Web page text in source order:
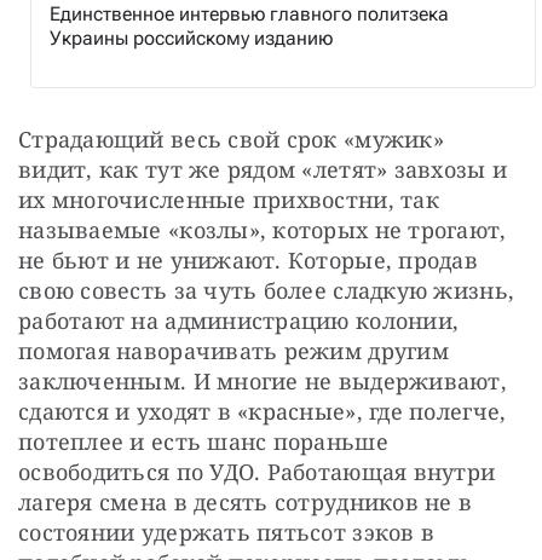
Единственное интервью главного политзека
Украины российскому изданию
Страдающий весь свой срок «мужик»
видит, как тут же рядом «летят» завхозы и
их многочисленные прихвостни, так
называемые «козлы», которых не трогают,
не бьют и не унижают. Которые, продав
свою совесть за чуть более сладкую жизнь,
работают на администрацию колонии,
помогая наворачивать режим другим
заключенным. И многие не выдерживают,
сдаются и уходят в «красные», где полегче,
потеплее и есть шанс пораньше
освободиться по УДО. Работающая внутри
лагеря смена в десять сотрудников не в
состоянии удержать пятьсот зэков в